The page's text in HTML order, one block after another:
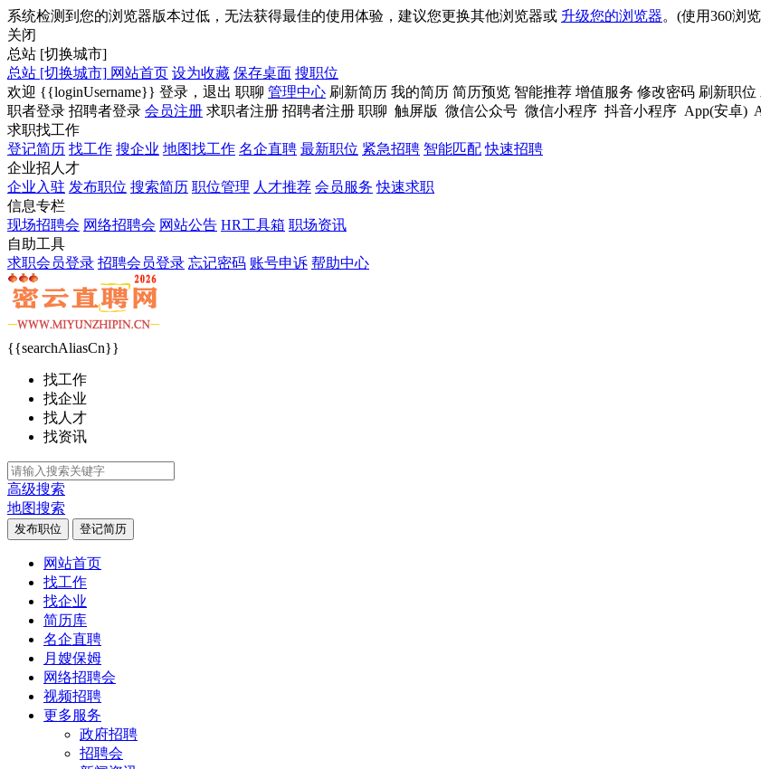
系统检测到您的浏览器版本过低，无法获得最佳的使用体验，建议您更换其他浏览器或 升级您的浏览器。(使用360浏
关闭
总站 [切换城市]
总站 [切换城市] 网站首页 设为收藏 保存桌面 搜职位
欢迎 {{loginUsername}} 登录， 退出 职聊 管理中心 刷新简历 我的简历 简历预览 智能推荐 增值服务 修改密码 刷新职位
职者登录 招聘者登录 会员注册 求职者注册 招聘者注册 职聊 触屏版 微信公众号 微信小程序 抖音小程序 App(安卓)
求职找工作
登记简历 找工作 搜企业 地图找工作 名企直聘 最新职位 紧急招聘 智能匹配 快速招聘
企业招人才
企业入驻 发布职位 搜索简历 职位管理 人才推荐 会员服务 快速求职
信息专栏
现场招聘会 网络招聘会 网站公告 HR工具箱 职场资讯
自助工具
求职会员登录 招聘会员登录 忘记密码 账号申诉 帮助中心
{{searchAliasCn}}
找工作
找企业
找人才
找资讯
高级搜索
地图搜索
发布职位 登记简历
网站首页
找工作
找企业
简历库
名企直聘
月嫂保姆
网络招聘会
视频招聘
更多服务
政府招聘
招聘会